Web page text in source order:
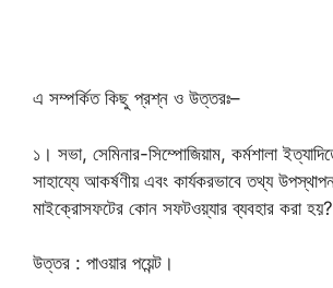
এ সম্পর্কিত কিছু প্রশ্ন ও উত্তরঃ–
১। সভা, সেমিনার-সিম্পোজিয়াম, কর্মশালা
সাহায্যে আকর্ষণীয় এবং কার্যকরভাবে তথ্য
মাইক্রোসফটের কোন সফটওয়্যার ব্যবহার করা হয়?
উত্তর : পাওয়ার পয়েন্ট।